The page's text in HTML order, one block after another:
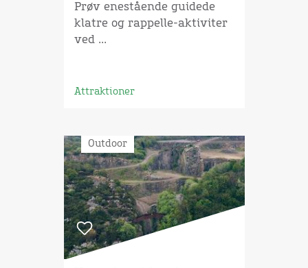
Prøv enestående guidede
klatre og rappelle-aktiviter
ved ...
Attraktioner
Outdoor